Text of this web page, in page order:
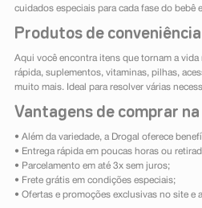
cuidados especiais para cada fase do bebê
Produtos de conveniência
Aqui você encontra itens que tornam a
rápida, suplementos, vitaminas, pilhas,
muito mais. Ideal para resolver várias
Vantagens de comprar
• Além da variedade, a Drogal oferece
• Entrega rápida em poucas horas ou
• Parcelamento em até 3x sem juros;
• Frete grátis em condições especiais;
• Ofertas e promoções exclusivas no site e